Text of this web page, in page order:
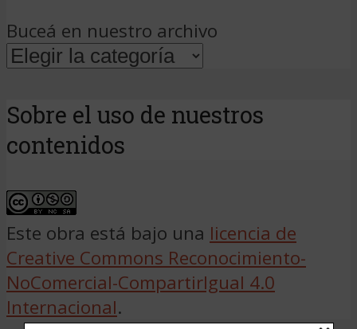
Buceá en nuestro archivo
Sobre el uso de nuestros
contenidos
Este obra está bajo una licencia de
Creative Commons Reconocimiento-
NoComercial-CompartirIgual 4.0
Internacional.